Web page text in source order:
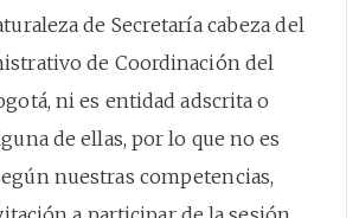
de Secretaría cabeza del
de Coordinación del
ni es entidad adscrita o
de ellas, por lo que no es
nuestras competencias,